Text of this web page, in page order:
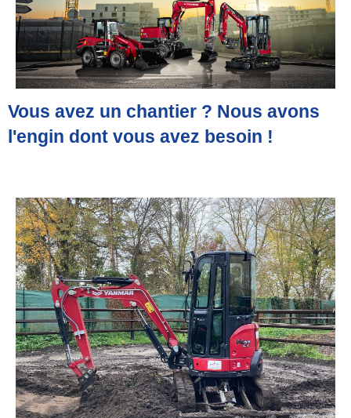
Vous avez un chantier ? Nous avons
l'engin dont vous avez besoin !